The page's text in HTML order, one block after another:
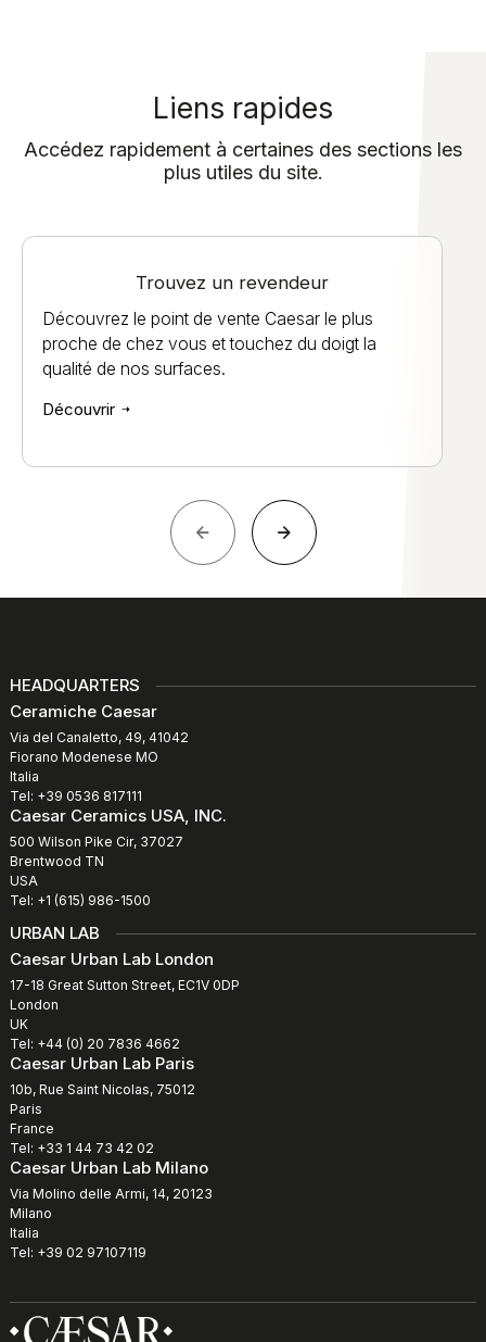
Liens rapides
Accédez rapidement à certaines des sections les
plus utiles du site.
Trouvez un revendeur
Découvrez le point de vente Caesar le plus
proche de chez vous et touchez du doigt la
qualité de nos surfaces.
Découvrir
HEADQUARTERS
Ceramiche Caesar
Via del Canaletto, 49, 41042
Fiorano Modenese MO
Italia
Tel: +39 0536 817111
Caesar Ceramics USA, INC.
500 Wilson Pike Cir, 37027
Brentwood TN
USA
Tel: +1 (615) 986-1500
URBAN LAB
Caesar Urban Lab London
17-18 Great Sutton Street, EC1V 0DP
London
UK
Tel: +44 (0) 20 7836 4662
Caesar Urban Lab Paris
10b, Rue Saint Nicolas, 75012
Paris
France
Tel: +33 1 44 73 42 02
Caesar Urban Lab Milano
Via Molino delle Armi, 14, 20123
Milano
Italia
Tel: +39 02 97107119